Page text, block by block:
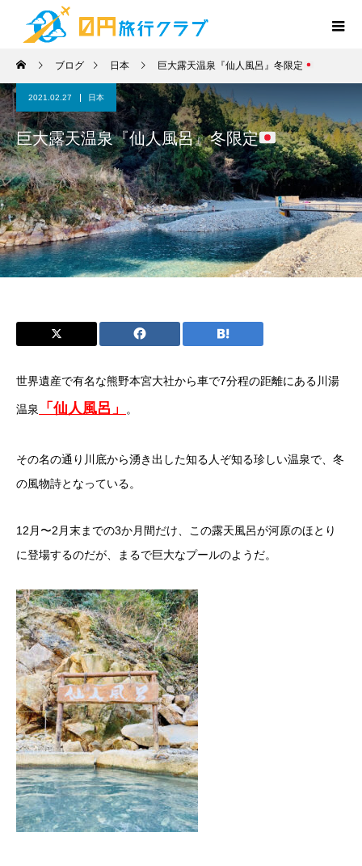
ブログ 日本 巨大露天温泉『仙人風呂』冬限定
2021.02.27 日本
巨大露天温泉『仙人風呂』冬限定
世界遺産で有名な熊野本宮大社から車で7分程の距離にある川湯
温泉 「仙人風呂」 。
その名の通り川底から湧き出した知る人ぞ知る珍しい温泉で、 冬
の風物詩となっている。
12月〜2月末までの3か月間だけ、
この露天風呂が河原のほとり
に登場するのだが、
まるで巨大なプールのようだ。